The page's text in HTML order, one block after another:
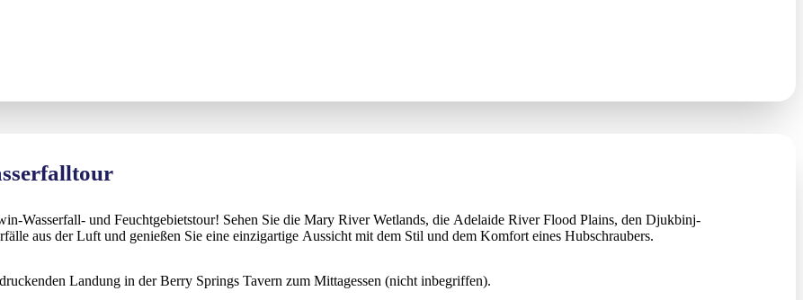
Wasserfall- und Feuchtgebietstour! Sehen Sie die Mary River Wetlands, die Adelaide River Flood Plains, den Djukbinj-
aus der Luft und genießen Sie eine einzigartige Aussicht mit dem Stil und dem Komfort eines Hubschraubers.
Landung in der Berry Springs Tavern zum Mittagessen (nicht inbegriffen).